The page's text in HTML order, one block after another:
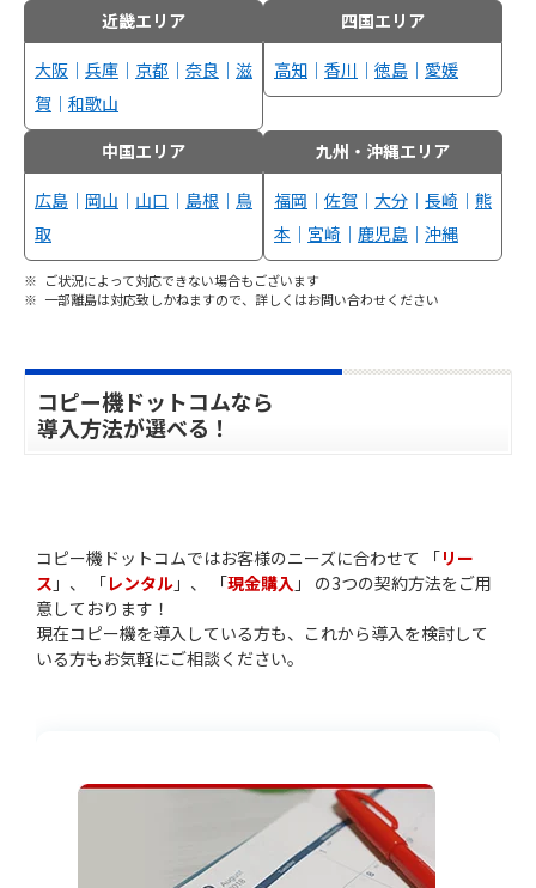
近畿エリア
大阪 ｜ 兵庫 ｜ 京都 ｜ 奈良 ｜ 滋
賀 ｜ 和歌山
四国エリア
高知 ｜ 香川 ｜ 徳島 ｜ 愛媛
中国エリア
広島 ｜ 岡山 ｜ 山口 ｜ 島根 ｜ 鳥
取
九州・沖縄エリア
福岡 ｜ 佐賀 ｜ 大分 ｜ 長崎 ｜ 熊
本 ｜ 宮崎 ｜ 鹿児島 ｜ 沖縄
ご状況によって対応できない場合もございます
一部離島は対応致しかねますので、詳しくはお問い合わせください
コピー機ドットコムなら
導入方法が選べる！
コピー機ドットコムではお客様のニーズに合わせて 「リー
ス 」、 「レンタル 」、 「現金購入 」 の3つの契約方法をご用
意しております！
現在コピー機を導入している方も、これから導入を検討して
いる方もお気軽にご相談ください。